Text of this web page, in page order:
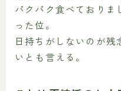
パクパク食べておりま
った位。
日持ちがしないのが残
いとも言える。